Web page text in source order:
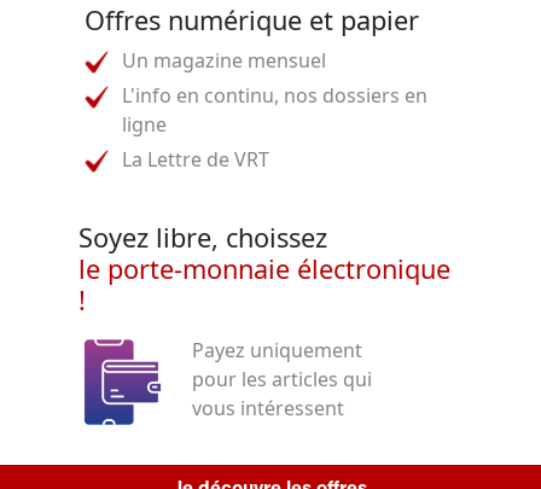
Offres numérique et papier
Un magazine mensuel
L'info en continu, nos dossiers en
ligne
La Lettre de VRT
Soyez libre, choissez
le porte-monnaie électronique
!
Payez uniquement
pour les articles qui
vous intéressent